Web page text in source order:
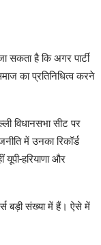
सकता है कि अगर पार्टी
का प्रतिनिधित्व करने
विधानसभा सीट पर
में उनका रिकॉर्ड
हरियाणा और
बड़ी संख्या में हैं। ऐसे में